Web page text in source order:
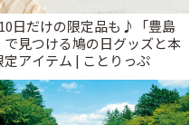
日だけの限定品も♪「豊島
で見つける鳩の日グッズと本
定アイテム | ことりっぷ